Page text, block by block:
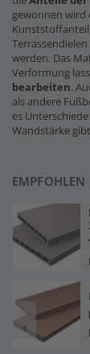
gewonnen wird
werden. Das
Verformung
bearbeiten.
als andere
es
Wandstärke
EMPFOHLEN